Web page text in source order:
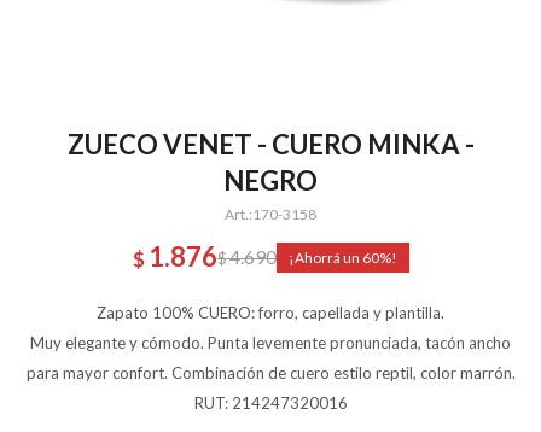
ZUECO VENET - CUERO MINKA -
NEGRO
170-3158
$ 1.876$4.690 60
Zapato 100% CUERO: forro, capellada y plantilla.
Muy elegante y cómodo. Punta levemente pronunciada, tacón ancho
para mayor confort. Combinación de cuero estilo reptil, color marrón.
RUT: 214247320016